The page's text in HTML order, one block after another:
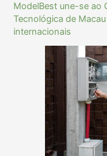
ModelBest une-se ao
Tecnológica de
internacionais